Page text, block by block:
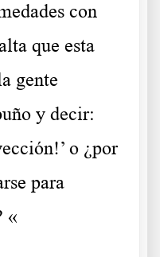
con
que esta
gente
y decir:
o ¿por
para
«